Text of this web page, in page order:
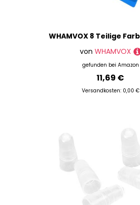
von WHAMVOX
gefunden bei Amazon
11,69 €
Versandkosten: 0,00 €